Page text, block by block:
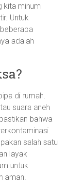
kita minum
Untuk
adalah
di rumah.
suara aneh
bahwa
salah satu
layak
untuk
aman.